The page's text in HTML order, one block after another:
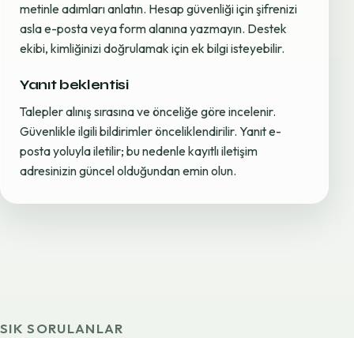
metinle adımları anlatın. Hesap güvenliği için şifrenizi
asla e-posta veya form alanına yazmayın. Destek
ekibi, kimliğinizi doğrulamak için ek bilgi isteyebilir.
Yanıt beklentisi
Talepler alınış sırasına ve önceliğe göre incelenir.
Güvenlikle ilgili bildirimler önceliklendirilir. Yanıt e-
posta yoluyla iletilir; bu nedenle kayıtlı iletişim
adresinizin güncel olduğundan emin olun.
SIK SORULANLAR